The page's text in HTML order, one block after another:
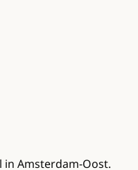
in Amsterdam-Oost.